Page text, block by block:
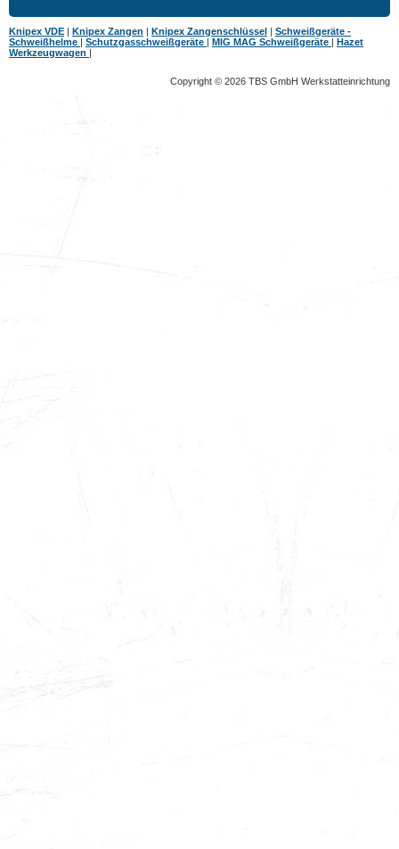
Knipex VDE | Knipex Zangen | Knipex Zangenschlüssel | Schweißgeräte -
Schweißhelme | Schutzgasschweißgeräte | MIG MAG Schweißgeräte | Hazet
Werkzeugwagen |
Copyright © 2026 TBS GmbH Werkstatteinrichtung